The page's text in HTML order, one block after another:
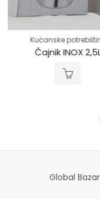
Kućanske
Čajnik INOX 2,5L
Global